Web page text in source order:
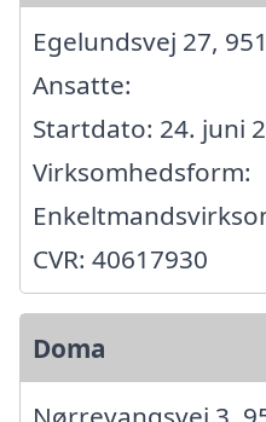
Egelundsvej 27,
Ansatte:
Startdato: 24. juni
Virksomhedsform:
CVR: 40617930
Doma